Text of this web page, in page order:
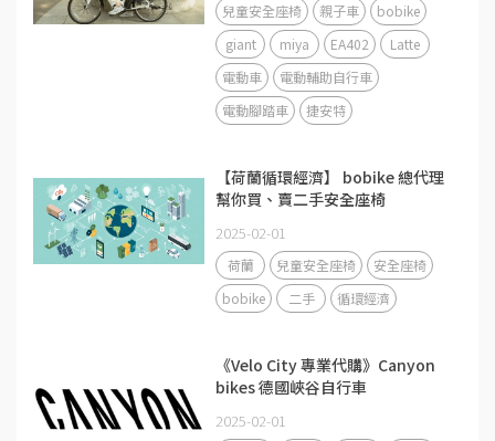
兒童安全座椅 親子車
bobike
giant
miya EA402
Latte
電動車
電動輔助自行車
電動腳踏車
捷安特
【荷蘭循環經濟】 bobike 總代理
幫你買、賣二手安全座椅
2025-02-01
荷蘭 兒童安全座椅
安全座椅
bobike
二手 循環經濟
《Velo City 專業代購》Canyon
bikes 德國峽谷自行車
2025-02-01